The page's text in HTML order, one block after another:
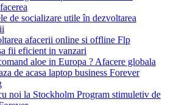
de socializare utile în dezvoltarea
afacerii online si offline Flp
fii eficient in vanzari
aloe in Europa ? Afacere globala
de acasa laptop business Forever
noi la Stockholm Program stimuletiv de